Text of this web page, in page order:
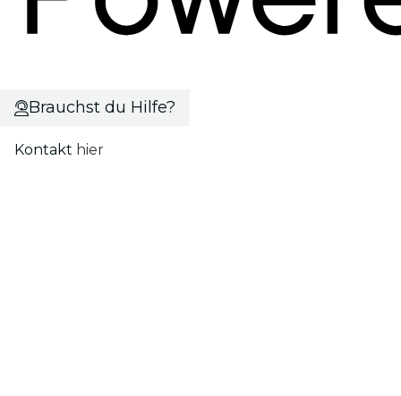
Brauchst du Hilfe?
Kontakt hier